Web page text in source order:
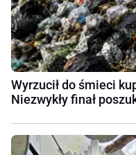
Wyrzucił do śmieci
Niezwykły finał